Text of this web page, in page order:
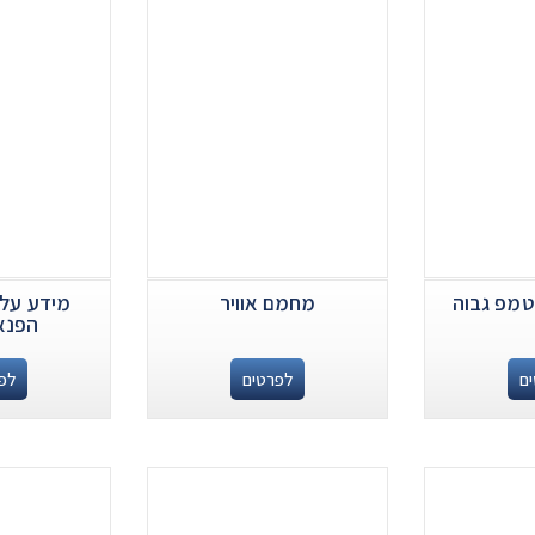
גבוה מחמם אוויר
לפרטים
מידע